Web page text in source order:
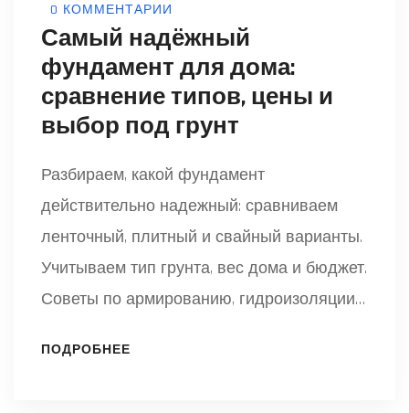
0 КОММЕНТАРИИ
Самый надёжный
фундамент для дома:
сравнение типов, цены и
выбор под грунт
Разбираем, какой фундамент
действительно надежный: сравниваем
ленточный, плитный и свайный варианты.
Учитываем тип грунта, вес дома и бюджет.
Советы по армированию, гидроизоляции
ПОДРОБНЕЕ